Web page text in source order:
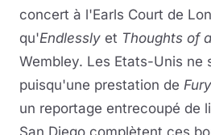
concert à l'Earls Court de
qu'Endlessly et Thoughts of
Wembley. Les Etats-Unis ne
puisqu'une prestation de Fury
un reportage entrecoupé de
San Diego complètent ces